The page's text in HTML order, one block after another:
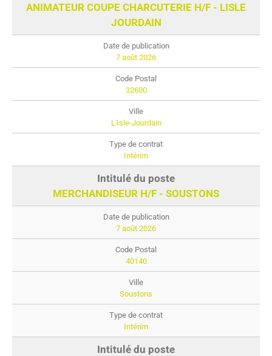
ANIMATEUR COUPE CHARCUTERIE H/F - LISLE
JOURDAIN
7 août 2026
32600
L'Isle-Jourdain
Intérim
MERCHANDISEUR H/F - SOUSTONS
7 août 2026
40140
Soustons
Intérim